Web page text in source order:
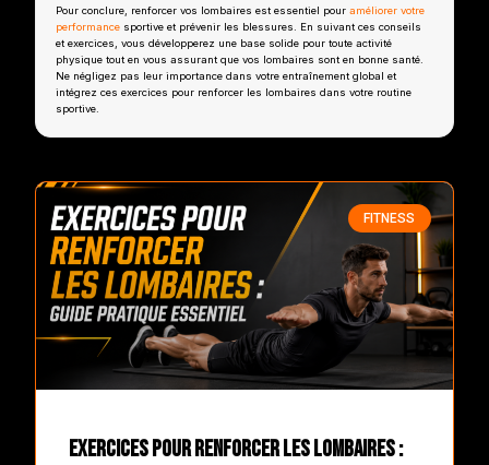
Pour conclure, renforcer vos lombaires est essentiel pouraméliorer votre
performance sportive et prévenir les blessures. En suivant ces conseils
et exercices, vous développerez une base solide pour toute activité
physique tout en vous assurant que vos lombaires sont en bonne santé.
Ne négligez pas leur importance dans votre entraînement global et
intégrez ces exercices pour renforcer les lombaires dans votre routine
sportive.
FITNESS
Exercices pour renforcer les lombaires :